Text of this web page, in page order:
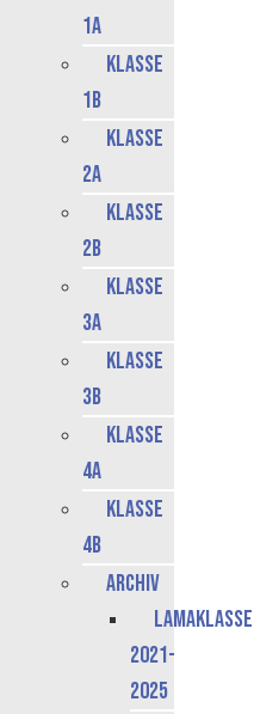
1a
Klasse
1b
Klasse
2a
Klasse
2b
Klasse
3a
Klasse
3b
Klasse
4a
Klasse
4b
Archiv
Lamaklasse
2021-
2025